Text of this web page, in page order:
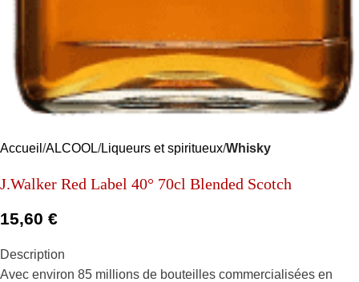
Accueil ALCOOL Liqueurs et spiritueux Whisky
J.Walker Red Label 40° 70cl Blended Scotch
15,60 €
Description
Avec environ 85 millions de bouteilles commercialisées en